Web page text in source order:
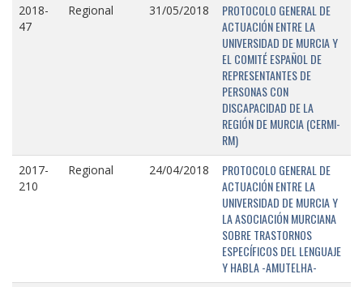
2018-
47
Regional 31/05/2018
PROTOCOLO GENERAL DE
ACTUACIÓN ENTRE LA
UNIVERSIDAD DE MURCIA Y
EL COMITÉ ESPAÑOL DE
REPRESENTANTES DE
PERSONAS CON
DISCAPACIDAD DE LA
REGIÓN DE MURCIA (CERMI-
RM)
2017-
210
Regional 24/04/2018
PROTOCOLO GENERAL DE
ACTUACIÓN ENTRE LA
UNIVERSIDAD DE MURCIA Y
LA ASOCIACIÓN MURCIANA
SOBRE TRASTORNOS
ESPECÍFICOS DEL LENGUAJE
Y HABLA -AMUTELHA-